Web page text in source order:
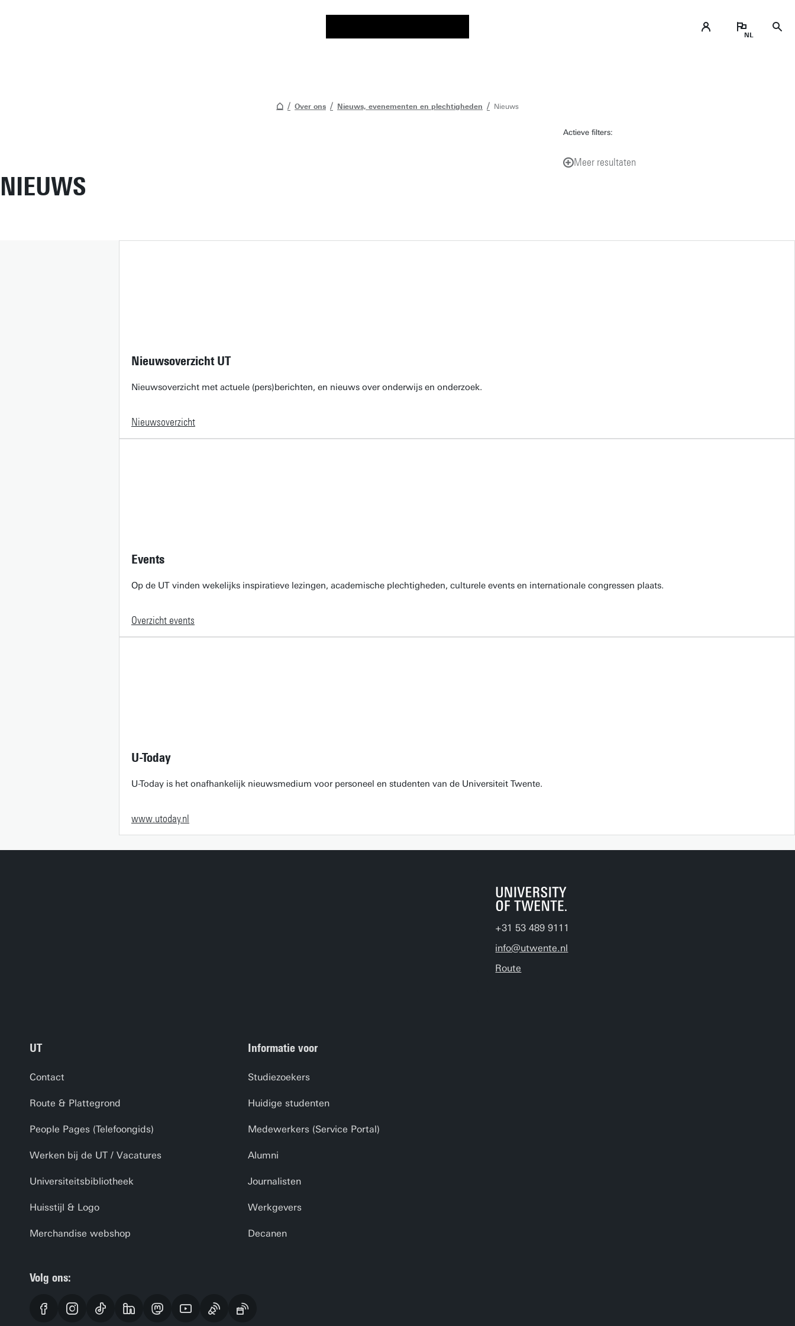
Over ons Nieuws, evenementen en plechtigheden Nieuws
NIEUWS
Actieve filters:
Meer resultaten
Nieuwsoverzicht UT
Nieuwsoverzicht met actuele (pers)berichten, en nieuws over onderwijs en onderzoek.
Nieuwsoverzicht
Events
Op de UT vinden wekelijks inspiratieve lezingen, academische plechtigheden, culturele events en internationale congressen plaats.
Overzicht events
U-Today
U-Today is het onafhankelijk nieuwsmedium voor personeel en studenten van de Universiteit Twente.
www.utoday.nl
+31 53 489 9111
info@utwente.nl
Route
UT
Contact
Route & Plattegrond
People Pages (Telefoongids)
Werken bij de UT / Vacatures
Universiteitsbibliotheek
Huisstijl & Logo
Merchandise webshop
Informatie voor
Studiezoekers
Huidige studenten
Medewerkers (Service Portal)
Alumni
Journalisten
Werkgevers
Decanen
Volg ons: